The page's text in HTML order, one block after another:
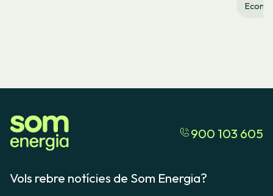
900 103 605
Vols rebre notícies de Som Energia?